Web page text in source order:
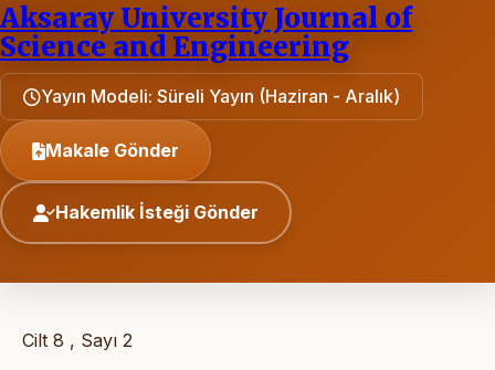
Aksaray University Journal of
Science and Engineering
Yayın Modeli: Süreli Yayın (Haziran - Aralık)
Makale Gönder
Hakemlik İsteği Gönder
Cilt 8 , Sayı 2